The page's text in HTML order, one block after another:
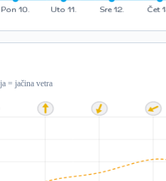
= jačina vetra